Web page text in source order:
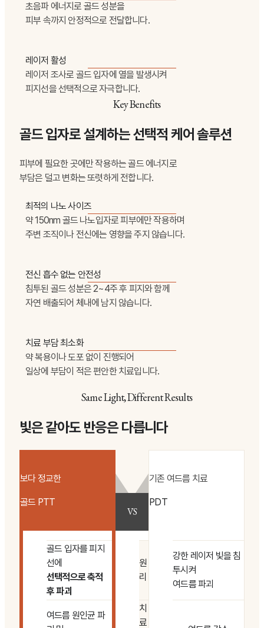
초음파 에너지로 골드 성분을
피부 속까지 안정적으로 전달합니다.
레이저 활성
레이저 조사로 골드 입자에 열을 발생시켜
피지선을 선택적으로 자극합니다.
Key Benefits
골드 입자로 설계하는 선택적 케어 솔루션
피부에 필요한 곳에만 작용하는 골드 에너지로
부담은 덜고 변화는 또렷하게 전합니다.
최적의 나노 사이즈
약 150nm 골드 나노입자로 피부에만 작용하며
주변 조직이나 전신에는 영향을 주지 않습니다.
전신 흡수 없는 안전성
침투된 골드 성분은 2~4주 후 피지와 함께
자연 배출되어 체내에 남지 않습니다.
치료 부담 최소화
약 복용이나 도포 없이 진행되어
일상에 부담이 적은 편안한 치료입니다.
Same Light, Different Results
빛은 같아도 반응은 다릅니다
보다 정교한
골드 PTT
골드 입자를 피지
선에
선택적으로 축적
후 파괴
여드름 원인균 파
VS
원
리
치
료
기존 여드름 치료
PDT
강한 레이저 빛을 침
투시켜
여드름 파괴